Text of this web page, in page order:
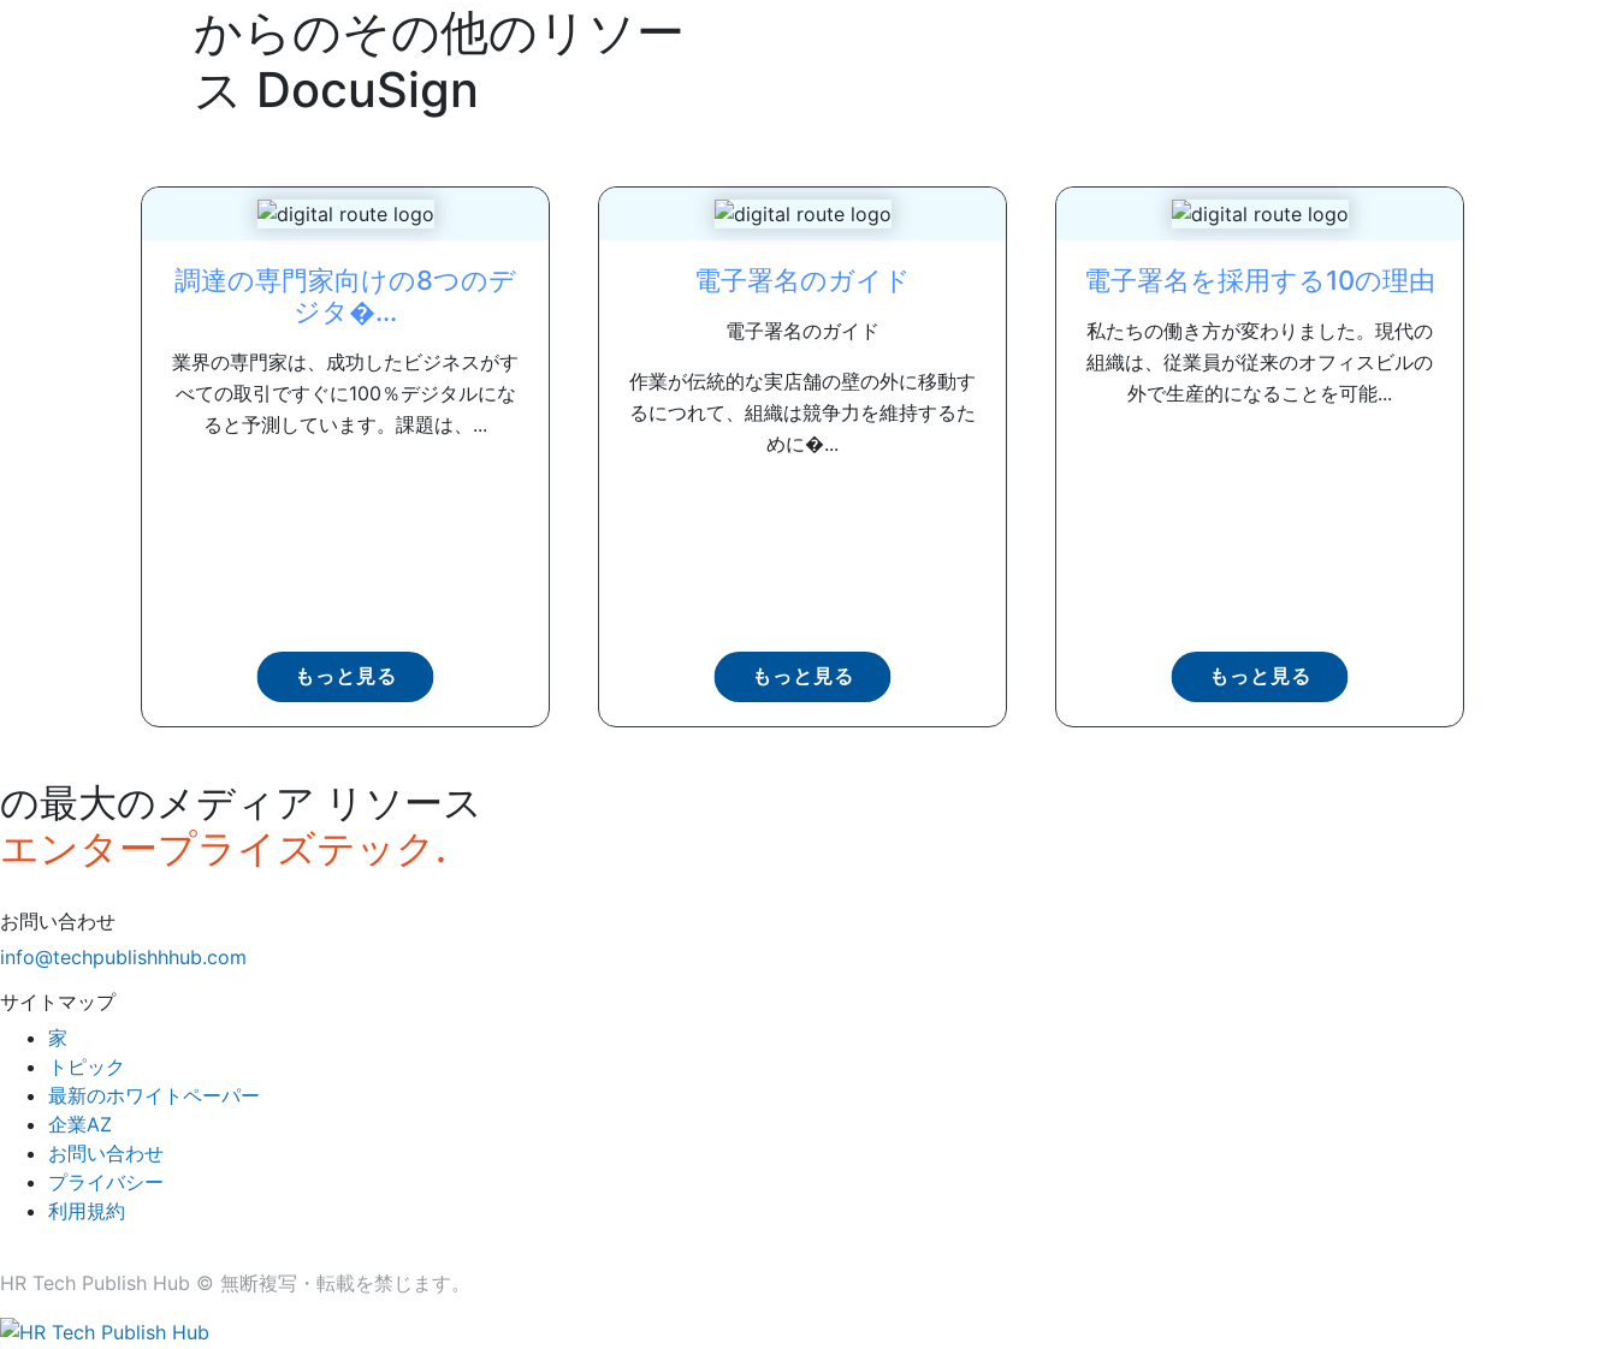
からのその他のリソー
ス DocuSign
調達の専門家向けの8つのデ
ジタ�...
業界の専門家は、成功したビジネスがす
べての取引ですぐに100％デジタルにな
ると予測しています。課題は、...
もっと見る
電子署名のガイド
電子署名のガイド
作業が伝統的な実店舗の壁の外に移動す
るにつれて、組織は競争力を維持するた
めに�...
もっと見る
電子署名を採用する10の理由
私たちの働き方が変わりました。現代の
組織は、従業員が従来のオフィスビルの
外で生産的になることを可能...
もっと見る
の最大のメディア リソース
エンタープライズテック.
お問い合わせ
info@techpublishhhub.com
サイトマップ
家
トピック
最新のホワイトペーパー
企業AZ
お問い合わせ
プライバシー
利用規約
HR Tech Publish Hub © 無断複写・転載を禁じます。